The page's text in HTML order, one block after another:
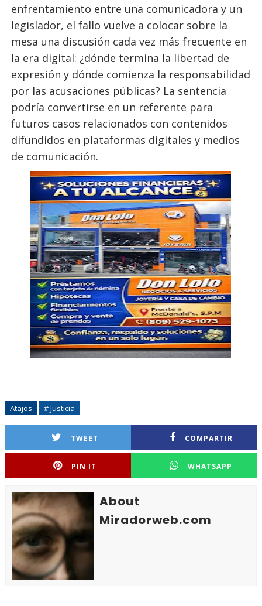
enfrentamiento entre una comunicadora y un
legislador, el fallo vuelve a colocar sobre la
mesa una discusión cada vez más frecuente en
la era digital: ¿dónde termina la libertad de
expresión y dónde comienza la responsabilidad
por las acusaciones públicas? La sentencia
podría convertirse en un referente para
futuros casos relacionados con contenidos
difundidos en plataformas digitales y medios
de comunicación.
Atajos # Justicia
TWEET COMPARTIR
PIN IT WHATSAPP
About
Miradorweb.com